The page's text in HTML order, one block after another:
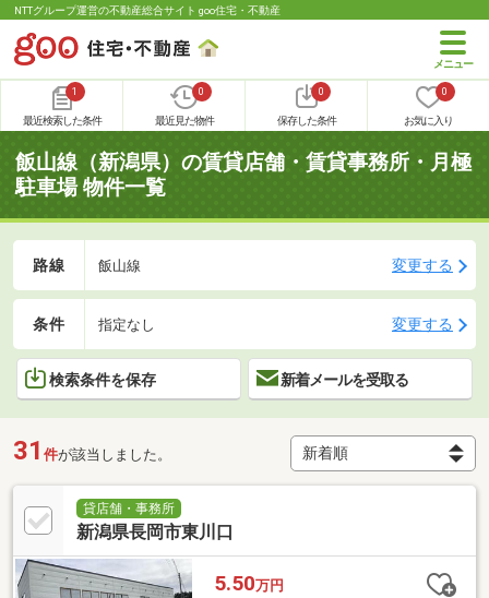
NTTグループ運営の不動産総合サイト goo住宅・不動産
1
最近検索した条件
0
最近見た物件
0
保存した条件
0
お気に入り
飯山線（新潟県）の賃貸店舗・賃貸事務所・月極
駐車場 物件一覧
路線 飯山線 変更する
条件 指定なし 変更する
検索条件を保存 新着メールを受取る
31 件が該当しました。
貸店舗・事務所
新潟県長岡市東川口
5.50万円